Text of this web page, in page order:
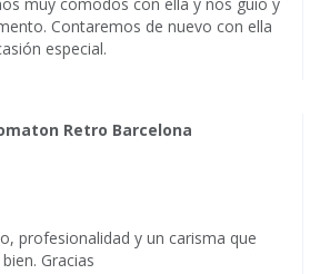
Contaremos de nuevo con ella
especial.
Retro Barcelona
profesionalidad y un carisma que
Gracias